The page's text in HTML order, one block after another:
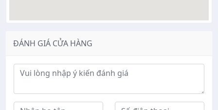
ĐÁNH GIÁ CỬA HÀNG
Ý kiến đánh giá